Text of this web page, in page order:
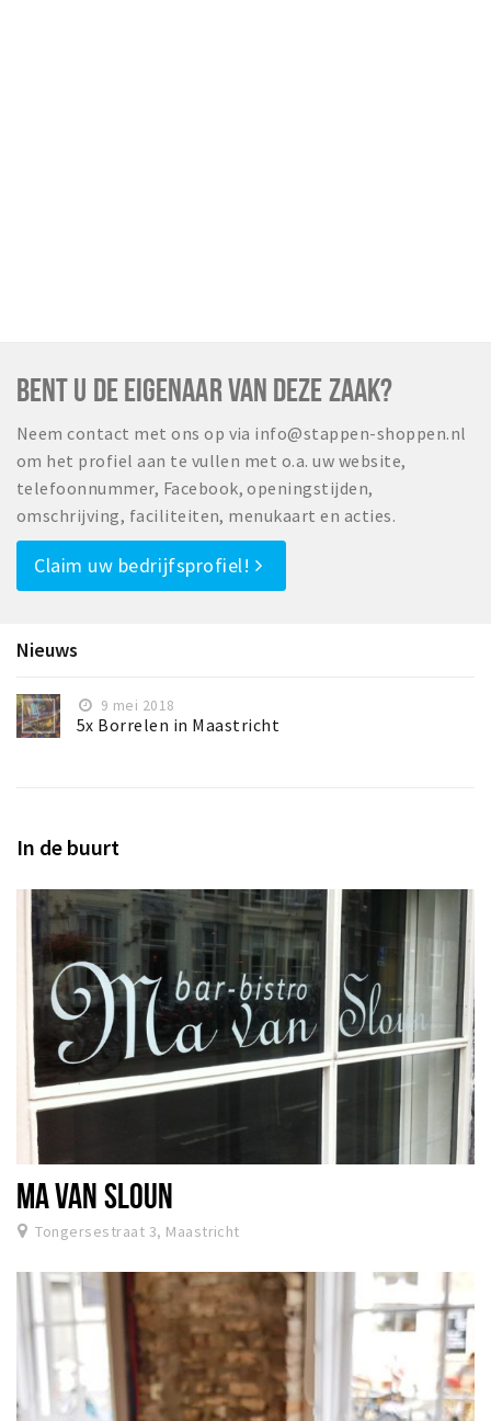
BENT U DE EIGENAAR VAN DEZE ZAAK?
Neem contact met ons op via info@stappen-shoppen.nl
om het profiel aan te vullen met o.a. uw website,
telefoonnummer, Facebook, openingstijden,
omschrijving, faciliteiten, menukaart en acties.
Claim uw bedrijfsprofiel!
Nieuws
9 mei 2018
5x Borrelen in Maastricht
In de buurt
MA VAN SLOUN
Tongersestraat 3, Maastricht